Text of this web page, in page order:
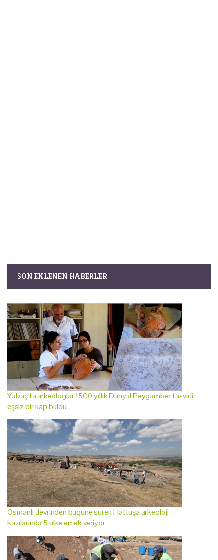
SON EKLENEN HABERLER
Yalvaç'ta arkeologlar 1500 yıllık Danyal Peygamber tasvirli
eşsiz bir kap buldu
Osmanlı devrinden bugüne süren Hattuşa arkeoloji
kazılarında 5 ülke emek veriyor